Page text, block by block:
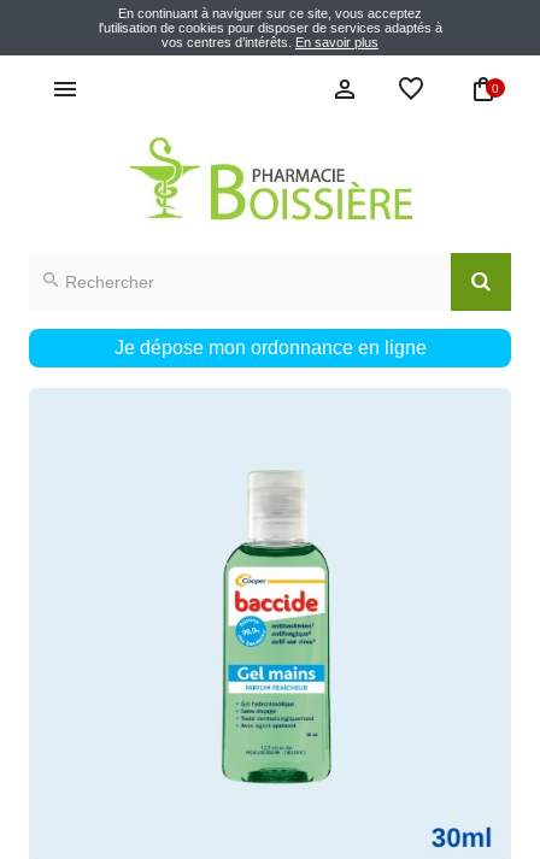
En continuant à naviguer sur ce site, vous acceptez
l'utilisation de cookies pour disposer de services adaptés à
vos centres d’intérêts. En savoir plus
0
Je dépose mon ordonnance en ligne